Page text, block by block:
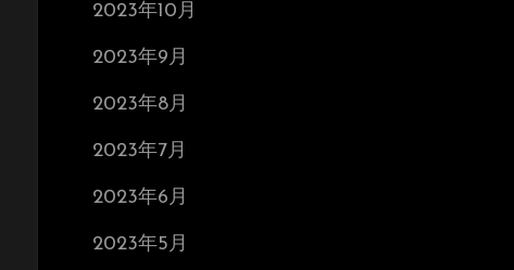
2023年10月
2023年9月
2023年8月
2023年7月
2023年6月
2023年5月